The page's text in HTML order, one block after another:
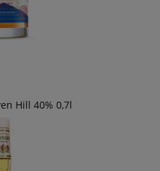
Hill 40% 0,7l